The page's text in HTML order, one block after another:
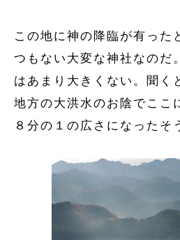
この地に神の降臨が有った
つもない大変な神社なのだ
はあまり大きくない。聞く
地方の大洪水のお陰でここ
８分の１の広さになったそ